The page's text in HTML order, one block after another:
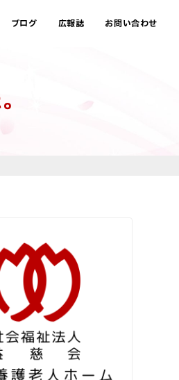
ブログ 広報誌 お問い合わせ